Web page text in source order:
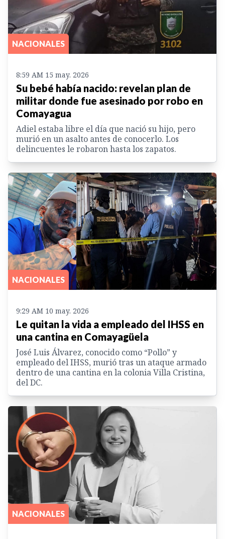
NACIONALES
8:59 AM 15 may. 2026
Su bebé había nacido: revelan plan de
militar donde fue asesinado por robo en
Comayagua
Adiel estaba libre el día que nació su hijo, pero
murió en un asalto antes de conocerlo. Los
delincuentes le robaron hasta los zapatos.
NACIONALES
9:29 AM 10 may. 2026
Le quitan la vida a empleado del IHSS en
una cantina en Comayagüela
José Luis Álvarez, conocido como “Pollo” y
empleado del IHSS, murió tras un ataque armado
dentro de una cantina en la colonia Villa Cristina,
del DC.
NACIONALES